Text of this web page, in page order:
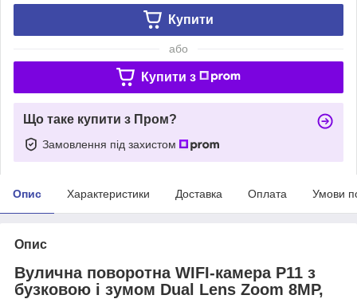
Купити
або
Купити з
Що таке купити з Пром?
Замовлення під захистом
Опис Характеристики Доставка Оплата Умови
Опис
Вулична поворотна WIFI-камера P11 з
бузковою і зумом Dual Lens Zoom 8MP,